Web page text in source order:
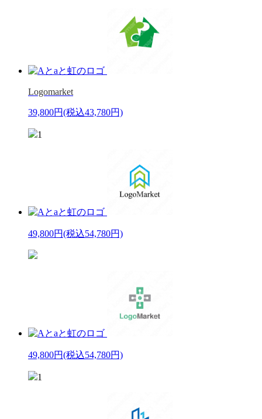
Logomarket
39,800円(税込43,780円)
1
49,800円(税込54,780円)
49,800円(税込54,780円)
1